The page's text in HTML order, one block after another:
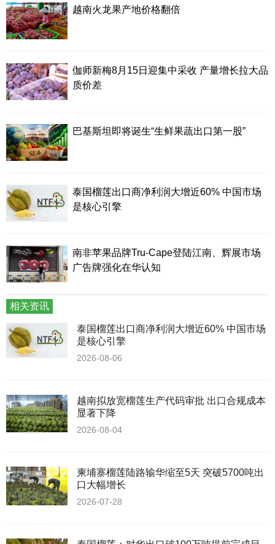
越南火龙果产地价格翻倍
伽师新梅8月15日迎集中采收 产量增长拉大品
质价差
巴基斯坦即将诞生“生鲜果蔬出口第一股”
泰国榴莲出口商净利润大增近60% 中国市场
是核心引擎
南非苹果品牌Tru-Cape登陆江南、辉展市场
广告牌强化在华认知
相关资讯
泰国榴莲出口商净利润大增近60% 中国市场
是核心引擎
2026-08-06
越南拟放宽榴莲生产代码审批 出口合规成本
显著下降
2026-08-04
柬埔寨榴莲陆路输华缩至5天 突破5700吨出
口大幅增长
2026-07-28